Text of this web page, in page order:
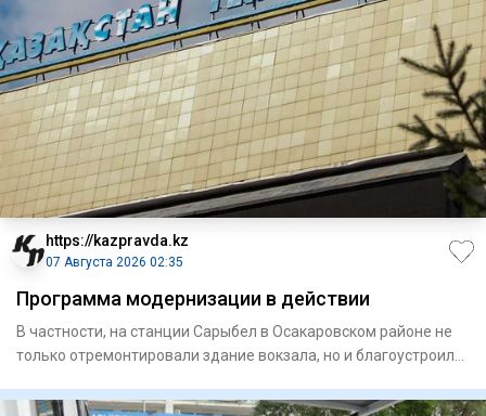
https://kazpravda.kz
07 Августа 2026 02:35
Программа модернизации в действии
В частности, на станции Сарыбел в Осакаровском районе не
только отремонтировали здание вокзала, но и благоустроили